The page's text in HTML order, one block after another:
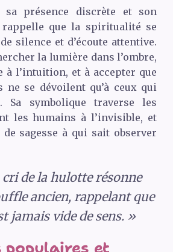
présence discrète et son
rappelle que la spiritualité se
silence et d’écoute attentive.
la lumière dans l’ombre,
à l’intuition, et à accepter que
ne se dévoilent qu’à ceux qui
Sa symbolique traverse les
les humains à l’invisible, et
sagesse à qui sait observer
cri de la hulotte résonne
ancien, rappelant que
jamais vide de sens. »
populaires et